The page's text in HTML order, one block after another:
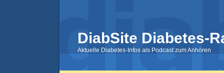
DiabSite Diabetes-
Aktuelle Diabetes-Infos als Podcast zum Anhören